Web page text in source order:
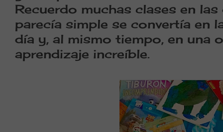
Recuerdo muchas clases en
parecía simple se convertía en
día y, al mismo tiempo, en una
aprendizaje increíble.